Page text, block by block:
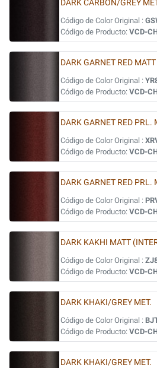
DARK CARBON/GREY
Código de Color Original :
Código de Producto: VCD-
DARK GARNET RED
Código de Color Original :
Código de Producto: VCD-
DARK GARNET RED PRL.
Código de Color Original :
Código de Producto: VCD-
DARK GARNET RED PRL.
Código de Color Original :
Código de Producto: VCD-
DARK KAKHI MATT
Código de Color Original :
Código de Producto: VCD-
DARK KHAKI/GREY MET.
Código de Color Original :
Código de Producto: VCD-
DARK KHAKI/GREY MET.